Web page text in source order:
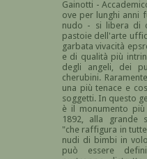
Gainotti -
ove per lunghi anni
nudo - si libera di
pastoie dell'arte
garbata vivacità
e di qualità più
degli angeli, dei
cherubini.
una più tenace e
soggetti. In questo
è il monumento
1892, alla grande
"che raffigura in
nudi di bimbi in
può essere